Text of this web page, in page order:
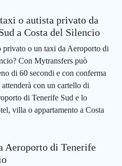
o autista privato da
a Costa del Silencio
privato o un taxi da Aeroporto di
Con Mytransfers può
di 60 secondi e con conferma
con un cartello di
di Tenerife Sud e lo
villa o appartamento a Costa
Aeroporto di Tenerife